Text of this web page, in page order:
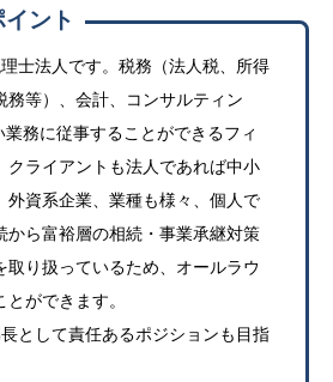
ント
士法人です。税務（法人税、所得
務等）、会計、コンサルティン
務に従事することができるフィ
クライアントも法人であれば中小
外資系企業、業種も様々、個人で
から富裕層の相続・事業承継対策
取り扱っているため、オールラウ
ができます。
として責任あるポジションも目指